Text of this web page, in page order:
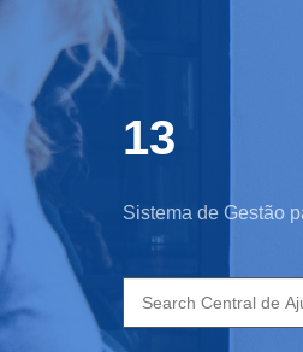
13
Sistema de Gestão
Search
for: